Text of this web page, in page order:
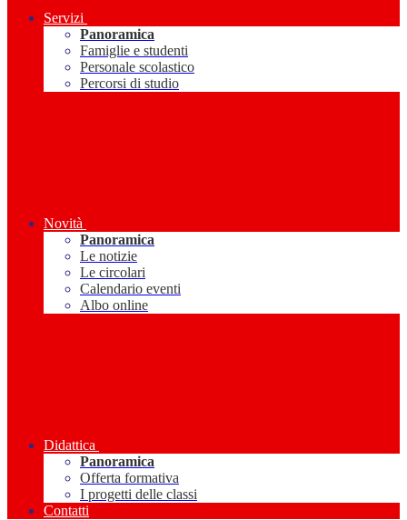
Servizi
Panoramica
Famiglie e studenti
Personale scolastico
Percorsi di studio
Novità
Panoramica
Le notizie
Le circolari
Calendario eventi
Albo online
Didattica
Panoramica
Offerta formativa
I progetti delle classi
Contatti